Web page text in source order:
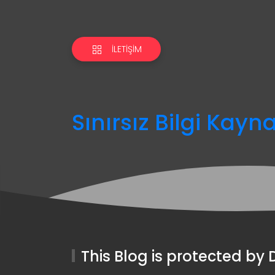
İLETIŞIM
Sınırsız Bilgi
This Blog is protected by